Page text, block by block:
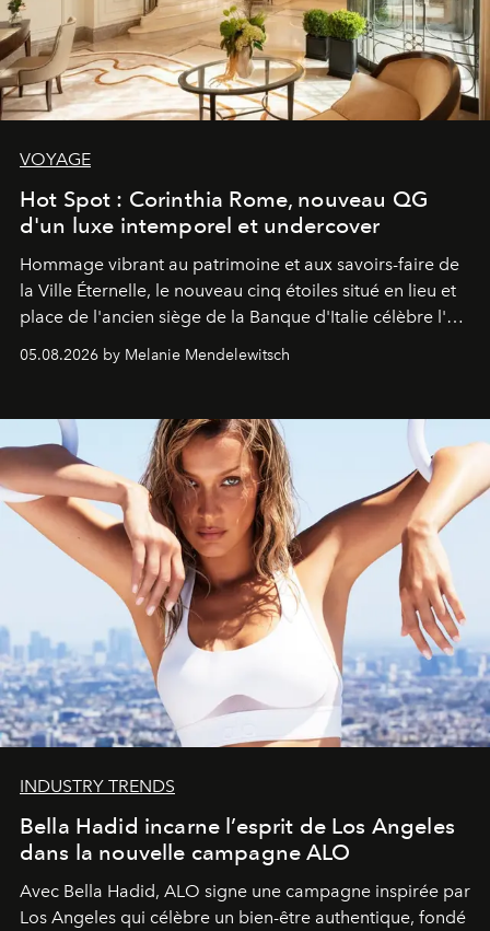
VOYAGE
Hot Spot : Corinthia Rome, nouveau QG
d'un luxe intemporel et undercover
Hommage vibrant au patrimoine et aux savoirs-faire de
la Ville Éternelle, le nouveau cinq étoiles situé en lieu et
place de l'ancien siège de la Banque d'Italie célèbre l'art
05.08.2026 by Melanie Mendelewitsch
INDUSTRY TRENDS
Bella Hadid incarne l’esprit de Los Angeles
dans la nouvelle campagne ALO
Avec Bella Hadid, ALO signe une campagne inspirée par
Los Angeles qui célèbre un bien-être authentique, fondé